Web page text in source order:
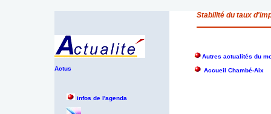
Stabilité du taux
Actus
Autres actualités du
Accueil Chambé-Aix
infos de l'agenda